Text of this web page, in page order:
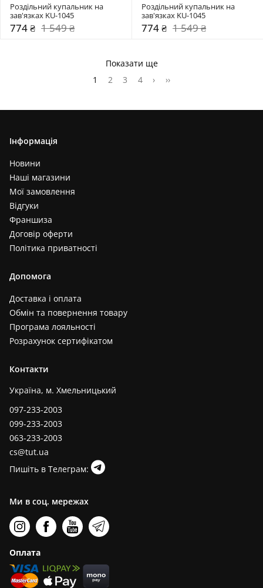
Роздільний купальник на
зав'язках KU-1045
774 ₴ 1 549 ₴
Роздільний купальник на
зав'язках KU-1045
774 ₴ 1 549 ₴
Показати ще
1
2 3 4 › ››
Інформація
Новини
Наші магазини
Мої замовлення
Відгуки
Франшиза
Договір оферти
Політика приватності
Допомога
Доставка і оплата
Обмін та повернення товару
Програма лояльності
Розрахунок сертифікатом
Контакти
Україна, м. Хмельницький
097-233-2003
099-233-2003
063-233-2003
cs@tut.ua
Пишіть в Телеграм:
Ми в соц. мережах
Оплата